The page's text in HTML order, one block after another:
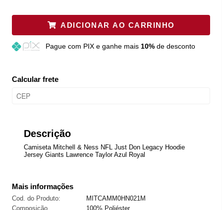
ADICIONAR AO CARRINHO
Pague com PIX e ganhe mais 10%de desconto
Calcular frete
Descrição
Camiseta Mitchell & Ness NFL Just Don Legacy Hoodie
Jersey Giants Lawrence Taylor Azul Royal
Mais informações
Cod. do Produto:
MITCAMM0HN021M
Composição
100% Poliéster